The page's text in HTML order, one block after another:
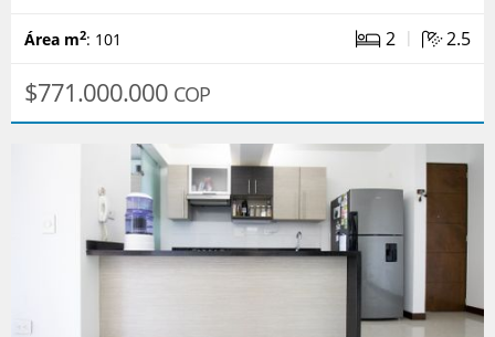
Área m2: 101 2 | 2.5
$771.000.000 COP